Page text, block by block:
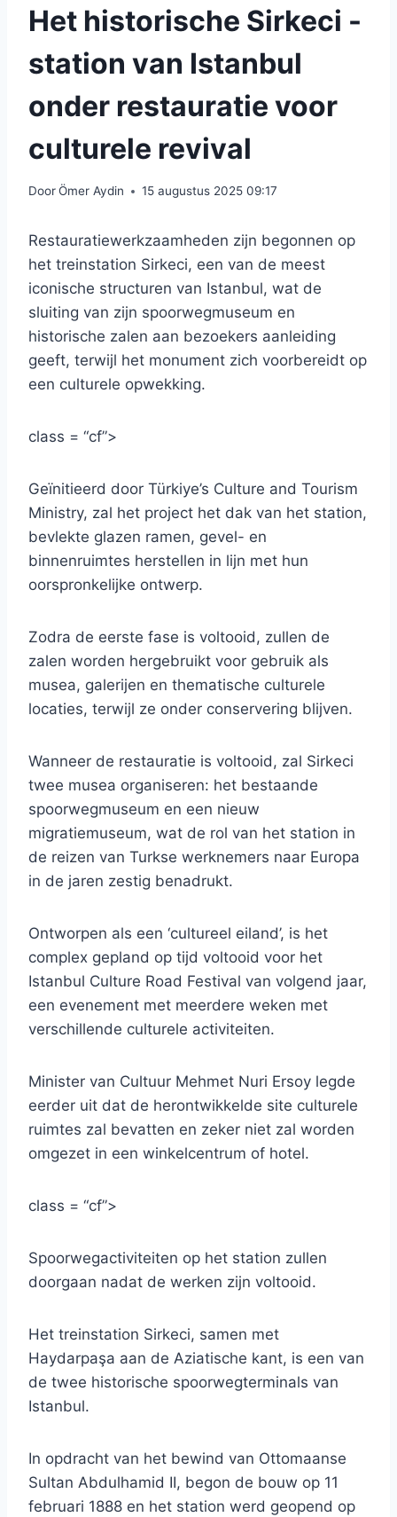
Het historische Sirkeci -
station van Istanbul
onder restauratie voor
culturele revival
DoorÖmer Aydin 15 augustus 2025 09:17
Restauratiewerkzaamheden zijn begonnen op
het treinstation Sirkeci, een van de meest
iconische structuren van Istanbul, wat de
sluiting van zijn spoorwegmuseum en
historische zalen aan bezoekers aanleiding
geeft, terwijl het monument zich voorbereidt op
een culturele opwekking.
class = “cf”>
Geïnitieerd door Türkiye’s Culture and Tourism
Ministry, zal het project het dak van het station,
bevlekte glazen ramen, gevel- en
binnenruimtes herstellen in lijn met hun
oorspronkelijke ontwerp.
Zodra de eerste fase is voltooid, zullen de
zalen worden hergebruikt voor gebruik als
musea, galerijen en thematische culturele
locaties, terwijl ze onder conservering blijven.
Wanneer de restauratie is voltooid, zal Sirkeci
twee musea organiseren: het bestaande
spoorwegmuseum en een nieuw
migratiemuseum, wat de rol van het station in
de reizen van Turkse werknemers naar Europa
in de jaren zestig benadrukt.
Ontworpen als een ‘cultureel eiland’, is het
complex gepland op tijd voltooid voor het
Istanbul Culture Road Festival van volgend jaar,
een evenement met meerdere weken met
verschillende culturele activiteiten.
Minister van Cultuur Mehmet Nuri Ersoy legde
eerder uit dat de herontwikkelde site culturele
ruimtes zal bevatten en zeker niet zal worden
omgezet in een winkelcentrum of hotel.
class = “cf”>
Spoorwegactiviteiten op het station zullen
doorgaan nadat de werken zijn voltooid.
Het treinstation Sirkeci, samen met
Haydarpaşa aan de Aziatische kant, is een van
de twee historische spoorwegterminals van
Istanbul.
In opdracht van het bewind van Ottomaanse
Sultan Abdulhamid II, begon de bouw op 11
februari 1888 en het station werd geopend op